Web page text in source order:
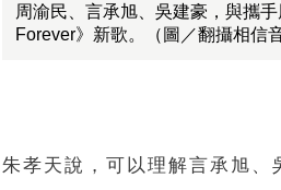
周渝民、言承旭、吳建豪，與攜
Forever》新歌。（圖／翻攝相信
朱孝天說，可以理解言承旭